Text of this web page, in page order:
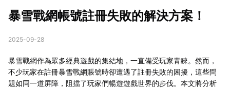
暴雪戰網帳號註冊失敗的解決方案！
2025-09-28
暴雪戰網作為眾多經典遊戲的集結地，一直備受玩家青睞。然而，
不少玩家在註冊暴雪戰網賬號時卻遭遇了註冊失敗的困擾，這些問
題如同一道屏障，阻擋了玩家們暢遊遊戲世界的步伐。本文將分析